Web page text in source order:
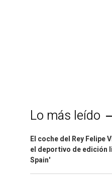
Lo más leído
El coche del Rey Felipe
el deportivo de edición
Spain'